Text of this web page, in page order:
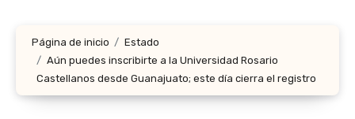
Página de inicio
Estado
Aún puedes inscribirte a la Universidad Rosario
Castellanos desde Guanajuato; este día cierra el registro